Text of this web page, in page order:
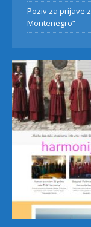
Poziv za prijave
Montenegro“